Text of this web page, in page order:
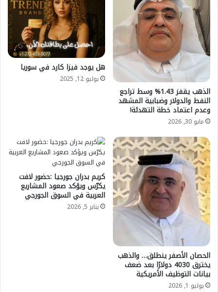
الذهب يقفز 1.43% وسط تراجع
النفط والدولار وضبابية المشهد
وعدم اعتماد خطة التهدئة!
مايو 30, 2026
هل يوجد فيزا كارد في سوريا
يوليو 12, 2025
الحصان الأصفر ينطلق… والذهب
يخترق 4030 دولارًا بعد ضعف
بيانات التوظيف الأمريكية
يوليو 1, 2026
كريم بدران جورجيا :حضور لافت
يكرّس ويؤكد صعود المشاريع
العربية في السوق الجورجي
يناير 5, 2026